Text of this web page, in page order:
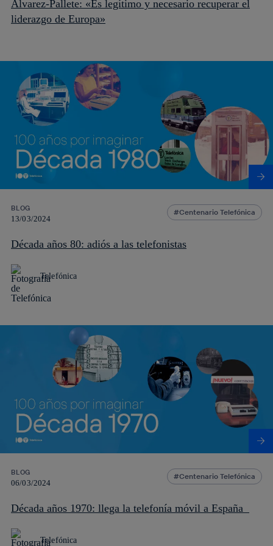
Álvarez-Pallete: «Es legítimo y necesario recuperar el
liderazgo de Europa»
BLOG
13/03/2024
Centenario Telefónica
Década años 80: adiós a las telefonistas
Telefónica
BLOG
06/03/2024
Centenario Telefónica
Década años 1970: llega la telefonía móvil a España
Telefónica